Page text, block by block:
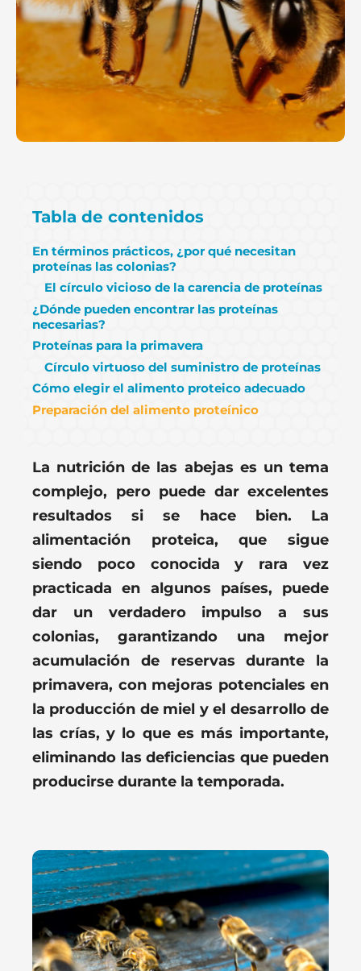
Tabla de contenidos
En términos prácticos, ¿por qué necesitan
proteínas las colonias?
El círculo vicioso de la carencia de proteínas
¿Dónde pueden encontrar las proteínas
necesarias?
Proteínas para la primavera
Círculo virtuoso del suministro de proteínas
Cómo elegir el alimento proteico adecuado
Preparación del alimento proteínico
La nutrición de las abejas es un tema
complejo, pero puede dar excelentes
resultados si se hace bien. La
alimentación proteica, que sigue
siendo poco conocida y rara vez
practicada en algunos países, puede
dar un verdadero impulso a sus
colonias, garantizando una mejor
acumulación de reservas durante la
primavera, con mejoras potenciales en
la producción de miel y el desarrollo de
las crías, y lo que es más importante,
eliminando las deficiencias que pueden
producirse durante la temporada.